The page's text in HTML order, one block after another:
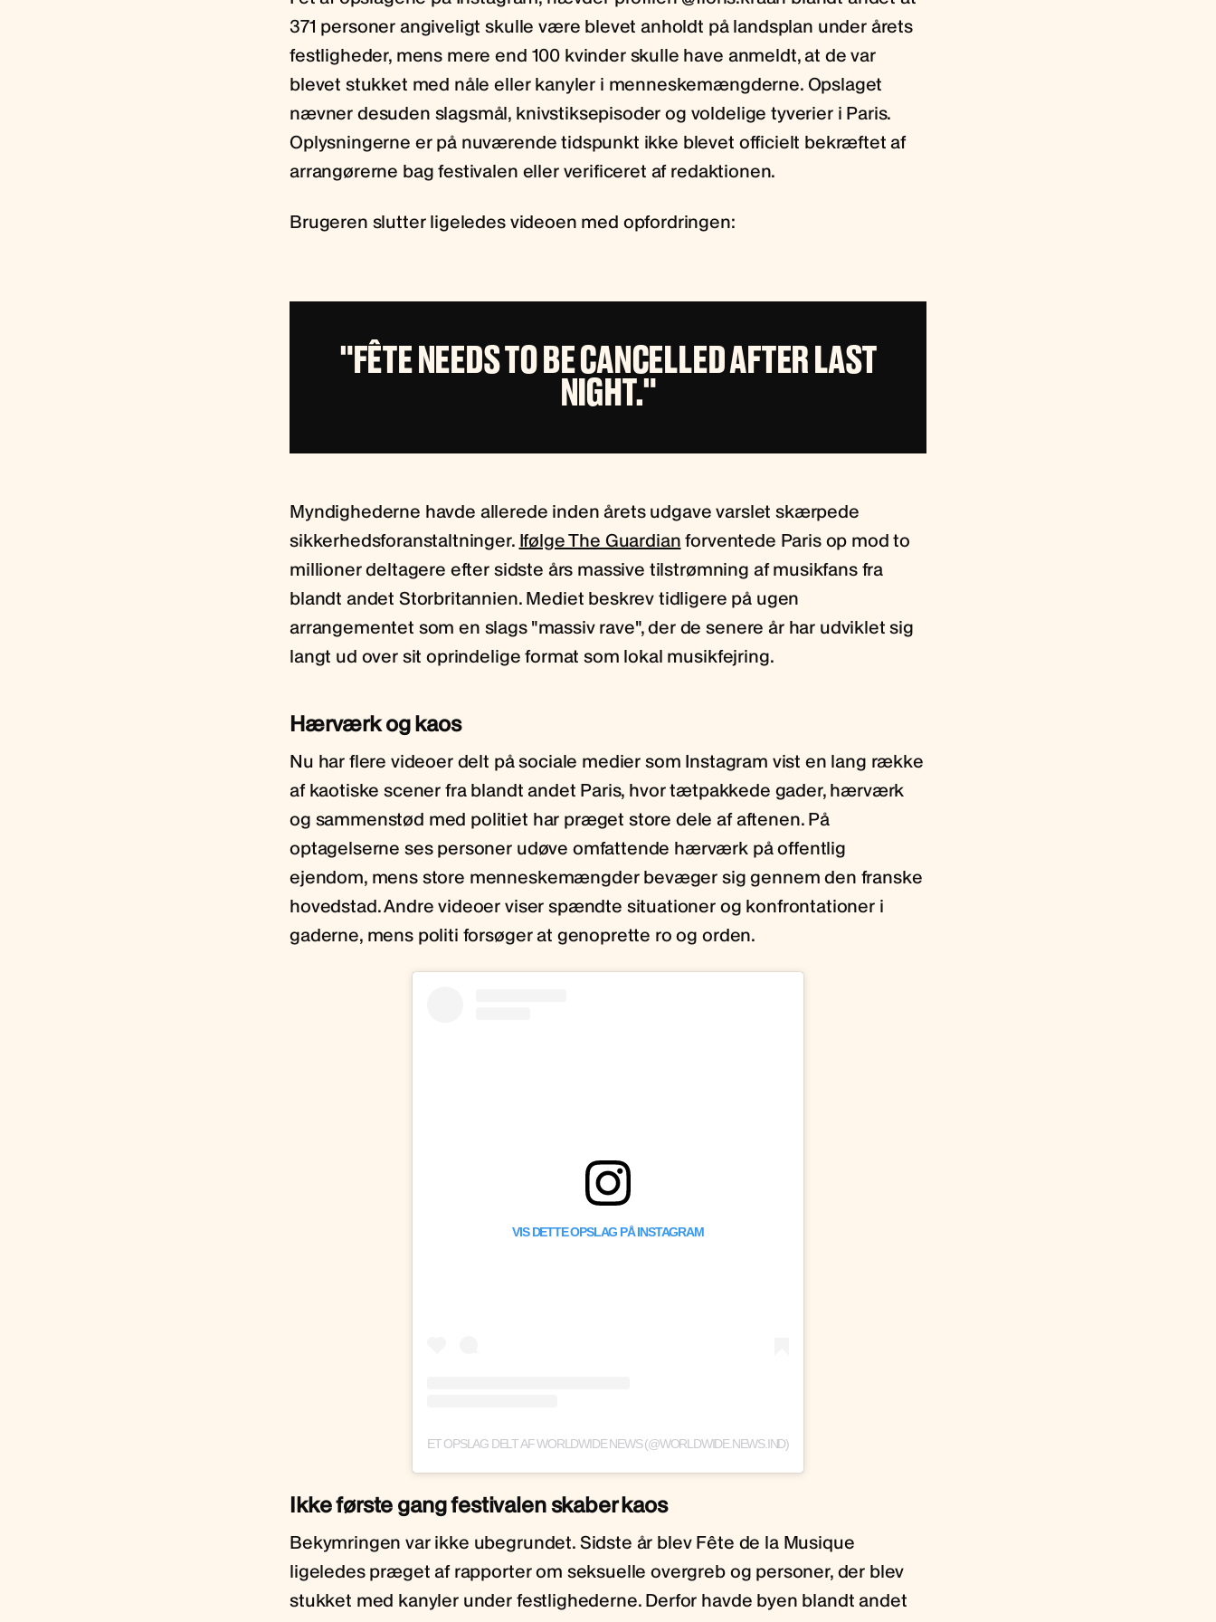
371 personer angiveligt skulle være blevet anholdt på landsplan under årets
festligheder, mens mere end 100 kvinder skulle have anmeldt, at de var
blevet stukket med nåle eller kanyler i menneskemængderne. Opslaget
nævner desuden slagsmål, knivstiksepisoder og voldelige tyverier i Paris.
Oplysningerne er på nuværende tidspunkt ikke blevet officielt bekræftet af
arrangørerne bag festivalen eller verificeret af redaktionen.
Brugeren slutter ligeledes videoen med opfordringen:
"FÊTE NEEDS TO BE CANCELLED AFTER LAST
NIGHT."
Myndighederne havde allerede inden årets udgave varslet skærpede
sikkerhedsforanstaltninger. Ifølge The Guardianforventede Paris op mod to
millioner deltagere efter sidste års massive tilstrømning af musikfans fra
blandt andet Storbritannien. Mediet beskrev tidligere på ugen
arrangementet som en slags "massiv rave", der de senere år har udviklet sig
langt ud over sit oprindelige format som lokal musikfejring.
Hærværk og kaos
Nu har flere videoer delt på sociale medier som Instagram vist en lang række
af kaotiske scener fra blandt andet Paris, hvor tætpakkede gader, hærværk
og sammenstød med politiet har præget store dele af aftenen. På
optagelserne ses personer udøve omfattende hærværk på offentlig
ejendom, mens store menneskemængder bevæger sig gennem den franske
hovedstad. Andre videoer viser spændte situationer og konfrontationer i
gaderne, mens politi forsøger at genoprette ro og orden.
VIS DETTE OPSLAG PÅ INSTAGRAM
ET OPSLAG DELT AF WORLDWIDE NEWS (@WORLDWIDE.NEWS.IND)
Ikke første gang festivalen skaber kaos
Bekymringen var ikke ubegrundet. Sidste år blev Fête de la Musique
ligeledes præget af rapporter om seksuelle overgreb og personer, der blev
stukket med kanyler under festlighederne. Derfor havde byen blandt andet